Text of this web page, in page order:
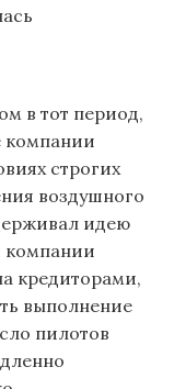
в тот период,
компании
строгих
воздушного
идею
компании
кредиторами,
выполнение
пилотов